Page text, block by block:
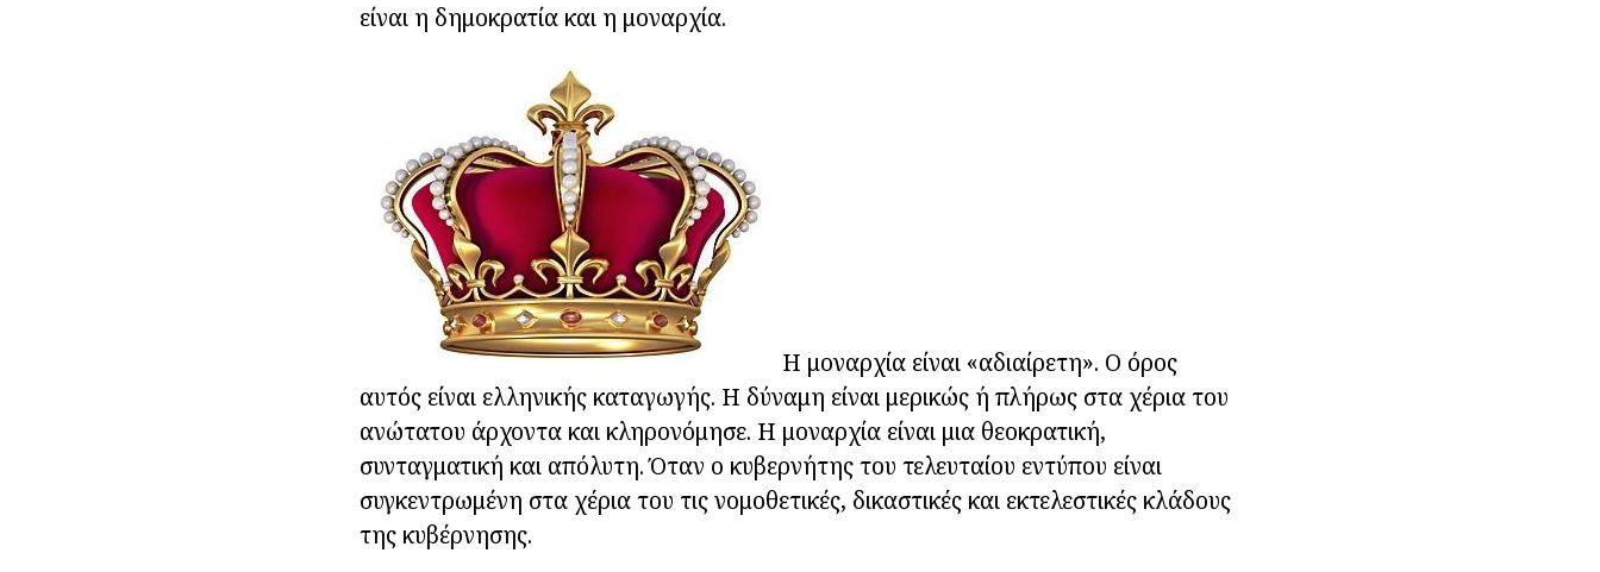
είναι η δημοκρατία και η μοναρχία.
Η μοναρχία είναι «αδιαίρετη». Ο όρος
αυτός είναι ελληνικής καταγωγής. Η δύναμη είναι μερικώς ή πλήρως στα χέρια του
ανώτατου άρχοντα και κληρονόμησε. Η μοναρχία είναι μια θεοκρατική,
συνταγματική και απόλυτη. Όταν ο κυβερνήτης του τελευταίου εντύπου είναι
συγκεντρωμένη στα χέρια του τις νομοθετικές, δικαστικές και εκτελεστικές κλάδους
της κυβέρνησης.